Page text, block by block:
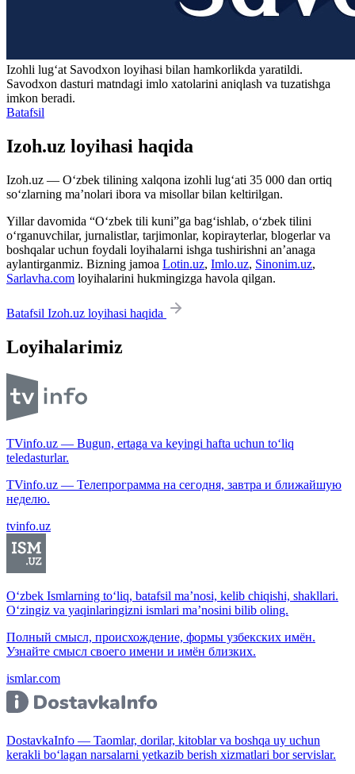
Izohli lugʻat Savodxon loyihasi bilan hamkorlikda yaratildi.
Savodxon dasturi matndagi imlo xatolarini aniqlash va tuzatishga
imkon beradi.
Batafsil
Izoh.uz loyihasi haqida
Izoh.uz — O‘zbek tilining xalqona izohli lug‘ati 35 000 dan ortiq
so‘zlarning ma’nolari ibora va misollar bilan keltirilgan.
Yillar davomida “O‘zbek tili kuni”ga bag‘ishlab, o‘zbek tilini
o‘rganuvchilar, jurnalistlar, tarjimonlar, kopirayterlar, blogerlar va
boshqalar uchun foydali loyihalarni ishga tushirishni an’anaga
aylantirganmiz. Bizning jamoa Lotin.uz, Imlo.uz, Sinonim.uz,
Sarlavha.com loyihalarini hukmingizga havola qilgan.
Batafsil Izoh.uz loyihasi haqida
Loyihalarimiz
TVinfo.uz — Bugun, ertaga va keyingi hafta uchun to‘liq
teledasturlar.
TVinfo.uz — Телепрограмма на сегодня, завтра и ближайшую
неделю.
tvinfo.uz
O‘zbek Ismlarning to‘liq, batafsil ma’nosi, kelib chiqishi, shakllari.
O‘zingiz va yaqinlaringizni ismlari ma’nosini bilib oling.
Полный смысл, происхождение, формы узбекских имён.
Узнайте смысл своего имени и имён близких.
ismlar.com
DostavkaInfo — Taomlar, dorilar, kitoblar va boshqa uy uchun
kerakli bo‘lagan narsalarni yetkazib berish xizmatlari bor servislar.